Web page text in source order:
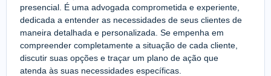
presencial. É uma advogada comprometida e experiente,
dedicada a entender as necessidades de seus clientes de
maneira detalhada e personalizada. Se empenha em
compreender completamente a situação de cada cliente,
discutir suas opções e traçar um plano de ação que
atenda às suas necessidades específicas.